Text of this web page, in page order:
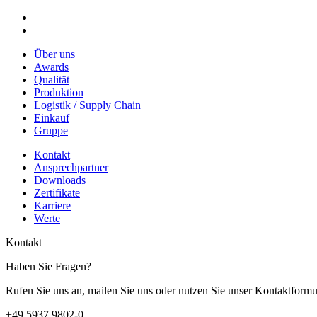
Über uns
Awards
Qualität
Produktion
Logistik / Supply Chain
Einkauf
Gruppe
Kontakt
Ansprechpartner
Downloads
Zertifikate
Karriere
Werte
Kontakt
Haben Sie Fragen?
Rufen Sie uns an, mailen Sie uns oder nutzen Sie unser
+49 5937 9802-0